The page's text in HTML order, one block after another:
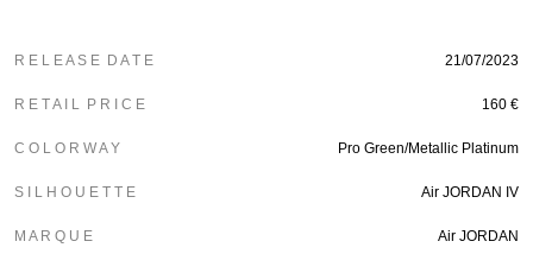
R E L E A S E D A T E 21/07/2023
R E T A I L P R I C E 160 €
C O L O R W A Y Pro Green/Metallic Platinum
S I L H O U E T T E Air JORDAN IV
M A R Q U E Air JORDAN